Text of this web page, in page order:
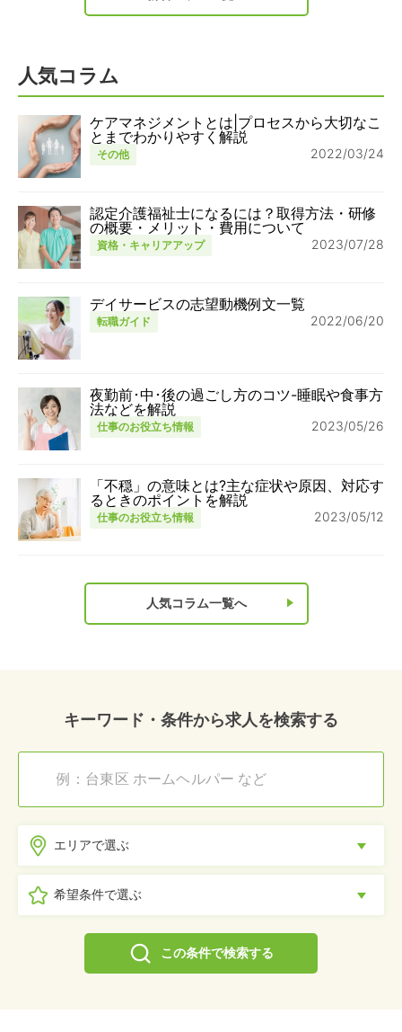
人気コラム
ケアマネジメントとは|プロセスから大切なこ
とまでわかりやすく解説
その他 2022/03/24
認定介護福祉士になるには？取得方法・研修
の概要・メリット・費用について
資格・キャリアアップ 2023/07/28
デイサービスの志望動機例文一覧
転職ガイド 2022/06/20
夜勤前･中･後の過ごし方のコツ-睡眠や食事方
法などを解説
仕事のお役立ち情報 2023/05/26
「不穏」の意味とは?主な症状や原因、対応す
るときのポイントを解説
仕事のお役立ち情報 2023/05/12
人気コラム一覧へ
キーワード・条件から求人を検索する
エリアで選ぶ
希望条件で選ぶ
この条件で検索する